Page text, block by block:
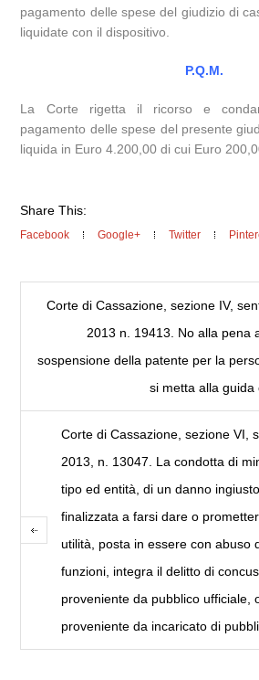
pagamento delle spese del giudizio di
liquidate con il dispositivo.
P.Q.M.
La Corte rigetta il ricorso e
pagamento delle spese del presente
liquida in Euro 4.200,00 di cui Euro
Share This:
Facebook Google+ Twitter
Corte di Cassazione, sezione IV,
2013 n. 19413. No alla pena
sospensione della patente per la
si metta alla guida
Corte di Cassazione, sezione VI,
2013, n. 13047. La condotta di
tipo ed entità, di un danno
finalizzata a farsi dare o
utilità, posta in essere con abuso
funzioni, integra il delitto di
proveniente da pubblico ufficiale,
proveniente da incaricato di